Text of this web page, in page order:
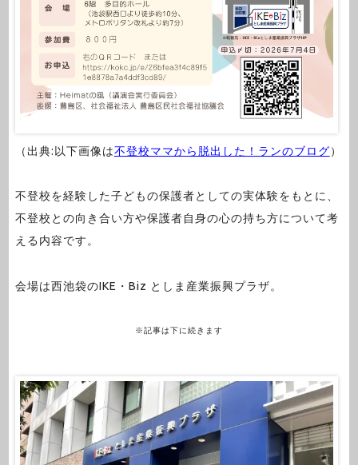
（出典:以下画像は不登校ママから脱出した！ランのブログ）
不登校を経験した子どもの保護者としての実体験をもとに、
不登校との向き合い方や保護者自身の心の持ち方について考
える内容です。
会場は西池袋のIKE・Biz としま産業振興プラザ。
※記事は下に続きます